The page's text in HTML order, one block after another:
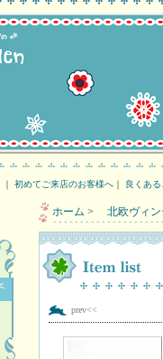
｜ 初めてご来店のお客様へ ｜ 良くあ
ホーム > 北欧ヴィン
prev<<